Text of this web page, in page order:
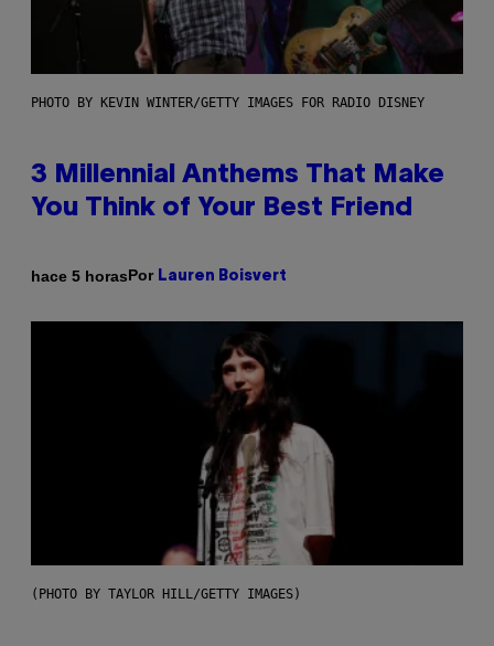
PHOTO BY KEVIN WINTER/GETTY IMAGES FOR RADIO DISNEY
3 Millennial Anthems That Make
You Think of Your Best Friend
hace 5 horasPor Lauren Boisvert
(PHOTO BY TAYLOR HILL/GETTY IMAGES)